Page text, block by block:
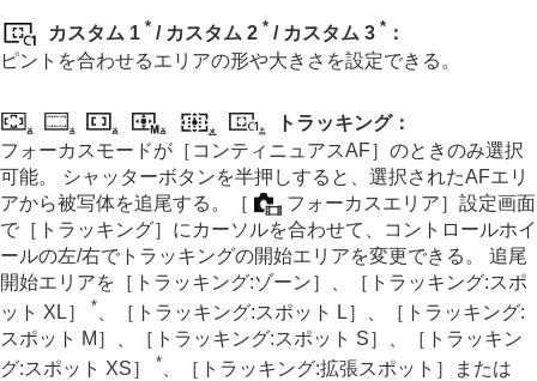
カメラの設定を変更する
スマートフォンでできること
クラウドサービスを利用する
資料
故障かな？と思ったら
カスタム 1 * / カスタム 2 * / カスタム 3 * ：
ピントを合わせるエリアの形や大きさを設定できる。
トラッキング：
フォーカスモードが ［コンティニュアスAF］ のときのみ選択
可能。 シャッターボタンを半押しすると、選択されたAFエリ
アから被写体を追尾する。
［ フォーカスエリア］設定画面
で ［トラッキング］ にカーソルを合わせて、コントロールホイ
ールの左/右でトラッキングの開始エリアを変更できる。 追尾
開始エリアを ［トラッキング:ゾーン］
［トラッキング:スポ
ット XL］
* ［トラッキング:スポット L］
［トラッキング:
スポット M］
［トラッキング:スポット S］
［トラッキン
グ:スポット XS］
*、 ［トラッキング:拡張スポット］
または